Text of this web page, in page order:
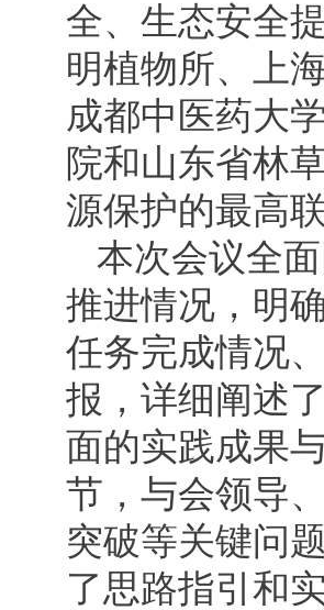
全、生态安全
明植物所、上
成都中医药大
院和山东省林
源保护的最高联
本次会议全
推进情况，明
任务完成情况
报，详细阐述
面的实践成果
节，与会领导
突破等关键问
了思路指引和